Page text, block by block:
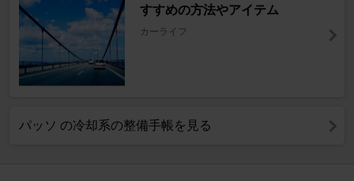
すすめの方法やアイテム
カーライフ
パッソ の冷却系の整備手帳を見る